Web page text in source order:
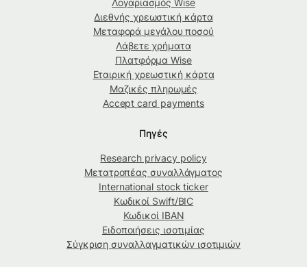
Διεθνής χρεωστική κάρτα
Μεταφορά μεγάλου ποσού
Λάβετε χρήματα
Πλατφόρμα Wise
Εταιρική χρεωστική κάρτα
Μαζικές πληρωμές
Accept card payments
Πηγές
Research privacy policy
Μετατροπέας συναλλάγματος
International stock ticker
Κωδικοί Swift/BIC
Κωδικοί IBAN
Ειδοποιήσεις ισοτιμίας
Σύγκριση συναλλαγματικών ισοτιμιών